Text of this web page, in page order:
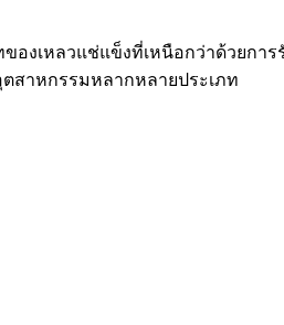
งเหลวแช่แข็งที่เหนือกว่าด้วยการ
สาหกรรมหลากหลายประเภท